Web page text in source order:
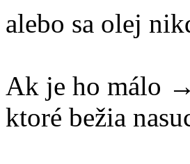
alebo sa olej
Ak je ho málo
ktoré bežia